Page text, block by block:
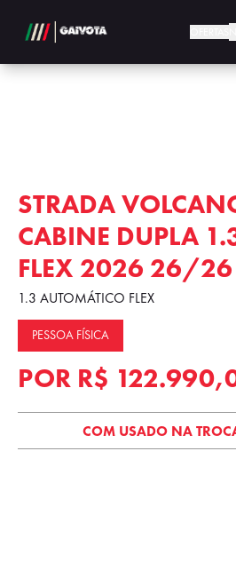
STRADA
CABINE DUPLA
FLEX 2026 26/26
1.3 AUTOMÁTICO FLEX
PESSOA FÍSICA
POR R$
COM USADO NA